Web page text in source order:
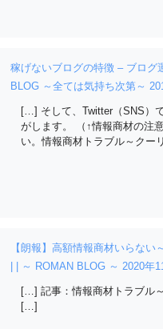
稼げないブログの特徴 – ブログ
BLOG ～全ては気持ち次第～
[…] そして、Twitter（SNS）
がします。 （↑情報商材の注
い。情報商材トラブル～ク
【朗報】高額情報商材いらな
| | ～ ROMAN BLOG ～ 2020年
[…] 記事：情報商材トラブル
[…]